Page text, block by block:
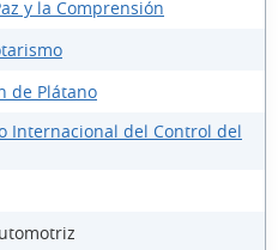
y la Comprensión
de Plátano
Internacional del Control del